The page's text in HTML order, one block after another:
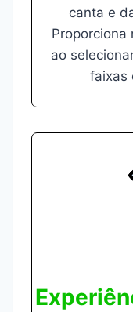
canta e
Proporciona
ao
faixas